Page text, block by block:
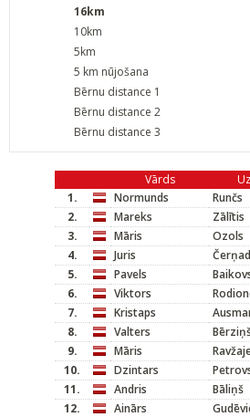
16km
10km
5km
5 km nūjošana
Bērnu distance 1
Bērnu distance 2
Bērnu distance 3
Vārds
1.
Normunds
Runčs
2.
Mareks Zālītis
3.
Māris
Ozols
4.
Juris
5.
Pavels
6.
Viktors
7.
Kristaps
8.
Valters
9.
Māris
10.
Dzintars
11.
Andris
Bāliņš
12.
Ainārs